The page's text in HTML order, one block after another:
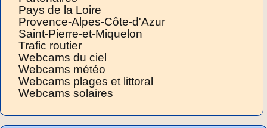
Pays de la Loire
Provence-Alpes-Côte-d'Azur
Saint-Pierre-et-Miquelon
Trafic routier
Webcams du ciel
Webcams météo
Webcams plages et littoral
Webcams solaires